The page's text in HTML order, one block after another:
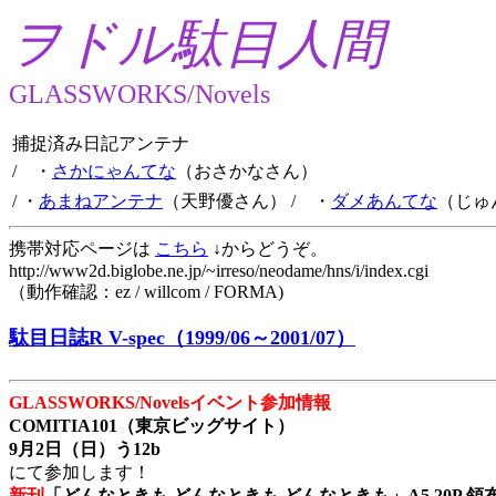
ヲドル駄目人間
GLASSWORKS/Novels
捕捉済み日記アンテナ
/ ・ さかにゃんてな （おさかなさん）
/ ・ あまねアンテナ （天野優さん） / ・ ダメあんてな （じ
携帯対応ページは こちら ↓からどうぞ。
http://www2d.biglobe.ne.jp/~irreso/neodame/hns/i/index.cgi
（動作確認：ez / willcom / FORMA)
駄目日誌R V-spec（1999/06～2001/07）
GLASSWORKS/Novelsイベント参加情報
COMITIA101（東京ビッグサイト）
9月2日（日）う12b
にて参加します！